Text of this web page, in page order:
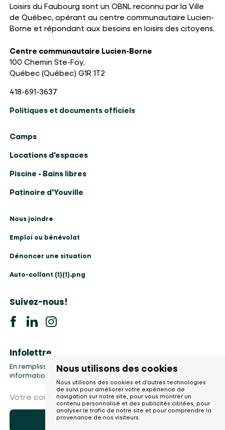
Nous utilisons des cookies
Nous utilisons des cookies et d'autres technologies
de suivi pour améliorer votre expérience de
navigation sur notre site, pour vous montrer un
contenu personnalisé et des publicités ciblées, pour
analyser le trafic de notre site et pour comprendre la
provenance de nos visiteurs.
Loisirs du Faubourg sont un OBNL reconnu par la Ville
de Québec, opérant au centre communautaire Lucien-
Borne et répondant aux besoins en loisirs des citoyens.
Centre communautaire Lucien-Borne
100 Chemin Ste-Foy,
Québec (Québec) G1R 1T2
418-691-3637
Politiques et documents officiels
Camps
Locations d'espaces
Piscine - Bains libres
Patinoire d'Youville
Nous joindre
Emploi ou bénévolat
Dénoncer une situation
Auto-collant (1)(1).png
Suivez-nous!
Infolettre
En remplissant le formulaire, vous accepter la collecte de vos
informations, etc.
Votre courriel
M'abonner